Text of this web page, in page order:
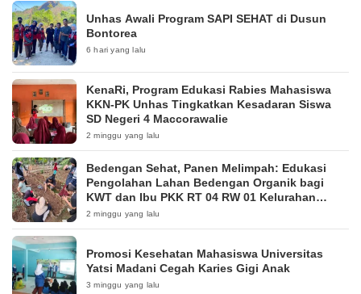
Unhas Awali Program SAPI SEHAT di Dusun
Bontorea
6 hari yang lalu
KenaRi, Program Edukasi Rabies Mahasiswa
KKN-PK Unhas Tingkatkan Kesadaran Siswa
SD Negeri 4 Maccorawalie
2 minggu yang lalu
Bedengan Sehat, Panen Melimpah: Edukasi
Pengolahan Lahan Bedengan Organik bagi
KWT dan Ibu PKK RT 04 RW 01 Kelurahan
Pakintelan
2 minggu yang lalu
Promosi Kesehatan Mahasiswa Universitas
Yatsi Madani Cegah Karies Gigi Anak
3 minggu yang lalu